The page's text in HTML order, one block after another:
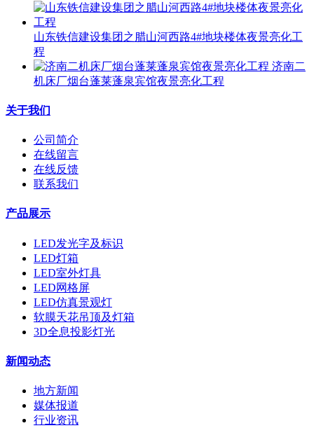
山东铁信建设集团之腊山河西路4#地块楼体夜景亮化工
程
济南二
机床厂烟台蓬莱蓬泉宾馆夜景亮化工程
关于我们
公司简介
在线留言
在线反馈
联系我们
产品展示
LED发光字及标识
LED灯箱
LED室外灯具
LED网格屏
LED仿真景观灯
软膜天花吊顶及灯箱
3D全息投影灯光
新闻动态
地方新闻
媒体报道
行业资讯